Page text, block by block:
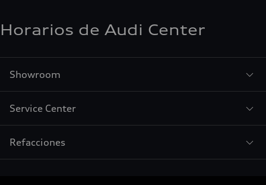
Horarios de Audi Center
Showroom
Service Center
Refacciones